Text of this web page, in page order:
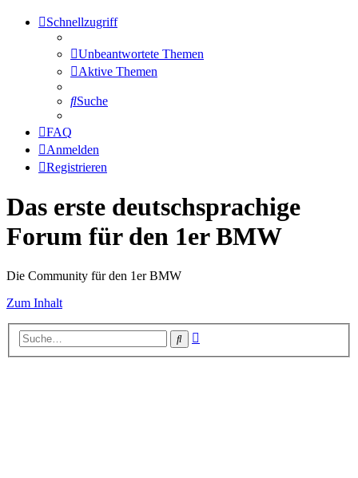
Schnellzugriff
Unbeantwortete Themen
Aktive Themen
Suche
FAQ
Anmelden
Registrieren
Das erste deutschsprachige
Forum für den 1er BMW
Die Community für den 1er BMW
Zum Inhalt
Suche